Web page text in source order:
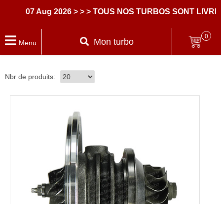
07 Aug 2026 > > > TOUS NOS TURBOS SONT LIVRES
Menu Mon turbo
0
Nbr de produits: